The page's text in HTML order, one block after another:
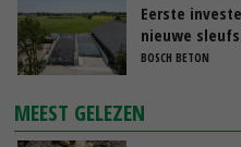
Eerste
nieuwe
BOSCH BETON
MEEST GELEZEN